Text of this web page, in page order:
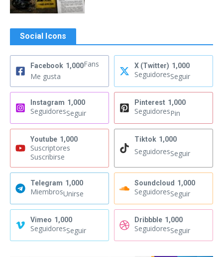
Social Icons
Facebook 1,000Fans
Me gusta
X (Twitter) 1,000
SeguidoresSeguir
Instagram 1,000
SeguidoresSeguir
Pinterest 1,000
SeguidoresPin
Youtube 1,000
Suscriptores
Suscribirse
Tiktok 1,000
SeguidoresSeguir
Telegram 1,000
MiembrosUnirse
Soundcloud 1,000
SeguidoresSeguir
Vimeo 1,000
SeguidoresSeguir
Dribbble 1,000
SeguidoresSeguir